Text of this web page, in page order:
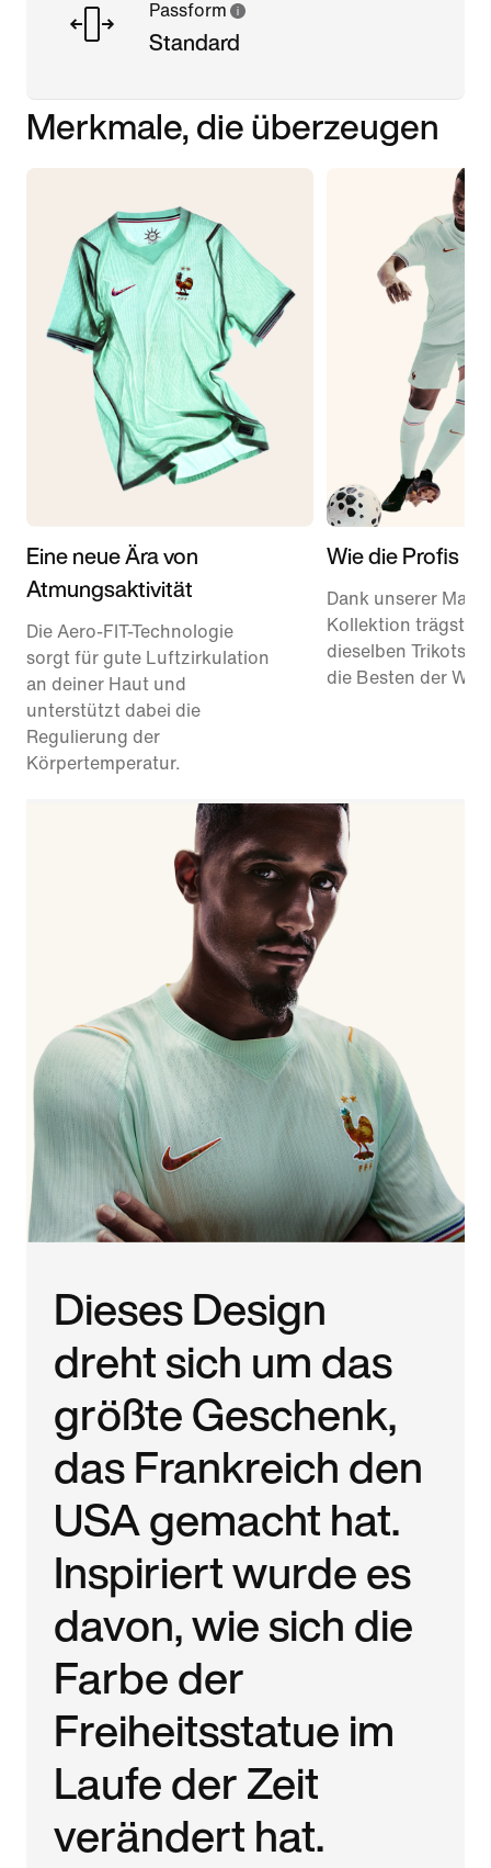
Passform
Standard
Merkmale, die überzeugen
Eine neue Ära von
Atmungsaktivität
Die Aero-FIT-Technologie
sorgt für gute Luftzirkulation
an deiner Haut und
unterstützt dabei die
Regulierung der
Körpertemperatur.
Wie die Profis
Dank unserer
Kollektion trägst du
dieselben Trikots,
die Besten der
Dieses Design
dreht sich um das
größte Geschenk,
das Frankreich den
USA gemacht hat.
Inspiriert wurde es
davon, wie sich die
Farbe der
Freiheitsstatue im
Laufe der Zeit
verändert hat.